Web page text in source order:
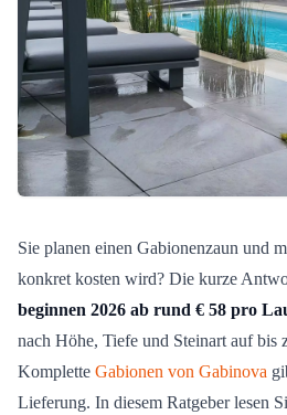
Sie planen einen Gabionenzaun und
konkret kosten wird? Die kurze
beginnen 2026 ab rund € 58 pro
nach Höhe, Tiefe und Steinart auf bis
Komplette Gabionen von Gabinova
Lieferung. In diesem Ratgeber lesen